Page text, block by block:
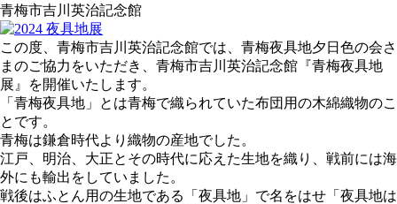
青梅市吉川英治記念館
この度、青梅市吉川英治記念館では、青梅夜具地夕日色の会さ
まのご協力をいただき、青梅市吉川英治記念館『青梅夜具地
展』を開催いたします。
「青梅夜具地」とは青梅で織られていた布団用の木綿織物のこ
とです。
青梅は鎌倉時代より織物の産地でした。
江戸、明治、大正とその時代に応えた生地を織り、戦前には海
外にも輸出をしていました。
戦後はふとん用の生地である「夜具地」で名をはせ「夜具地は